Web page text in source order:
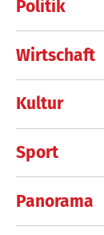
Politik
Wirtschaft
Kultur
Sport
Panorama